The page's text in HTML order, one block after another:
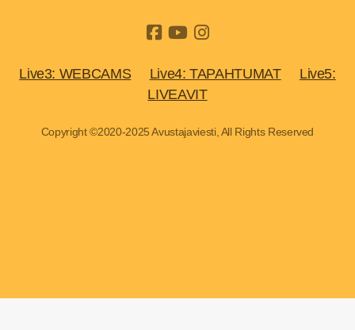
Live3: WEBCAMS Live4: TAPAHTUMAT
Live5:
LIVEAVIT
Copyright ©2020-2025 Avustajaviesti, All Rights Reserved